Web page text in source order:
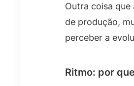
Outra coisa
de produção,
perceber a
Ritmo: por